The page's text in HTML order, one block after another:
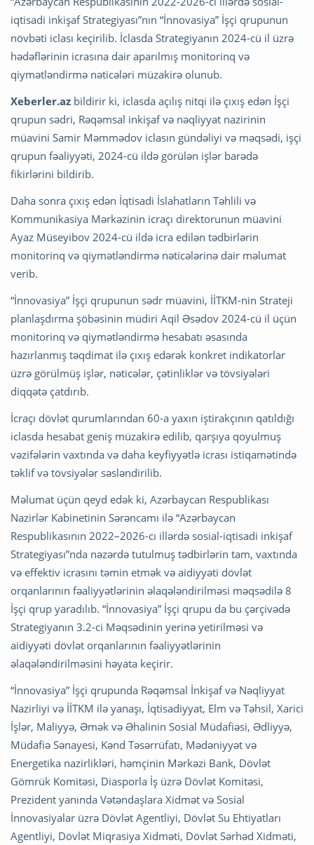
iqtisadi inkişaf Strategiyası”nın “İnnovasiya” İşçi qrupunun
növbəti iclası keçirilib. İclasda Strategiyanın 2024-cü il üzrə
hədəflərinin icrasına dair aparılmış monitorinq və
qiymətləndirmə nəticələri müzakirə olunub.
Xeberler.az bildirir ki, iclasda açılış nitqi ilə çıxış edən İşçi
qrupun sədri, Rəqəmsal inkişaf və nəqliyyat nazirinin
müavini Samir Məmmədov iclasın gündəliyi və məqsədi, işçi
qrupun fəaliyyəti, 2024-cü ildə görülən işlər barədə
fikirlərini bildirib.
Daha sonra çıxış edən İqtisadi İslahatların Təhlili və
Kommunikasiya Mərkəzinin icraçı direktorunun müavini
Ayaz Müseyibov 2024-cü ildə icra edilən tədbirlərin
monitorinq və qiymətləndirmə nəticələrinə dair məlumat
verib.
“İnnovasiya” İşçi qrupunun sədr müavini, İİTKM-nin Strateji
planlaşdırma şöbəsinin müdiri Aqil Əsədov 2024-cü il üçün
monitorinq və qiymətləndirmə hesabatı əsasında
hazırlanmış təqdimat ilə çıxış edərək konkret indikatorlar
üzrə görülmüş işlər, nəticələr, çətinliklər və tövsiyələri
diqqətə çatdırıb.
İcraçı dövlət qurumlarından 60-a yaxın iştirakçının qatıldığı
iclasda hesabat geniş müzakirə edilib, qarşıya qoyulmuş
vəzifələrin vaxtında və daha keyfiyyətlə icrası istiqamətində
təklif və tövsiyələr səsləndirilib.
Məlumat üçün qeyd edək ki, Azərbaycan Respublikası
Nazirlər Kabinetinin Sərəncamı ilə “Azərbaycan
Respublikasının 2022–2026-cı illərdə sosial-iqtisadi inkişaf
Strategiyası”nda nəzərdə tutulmuş tədbirlərin tam, vaxtında
və effektiv icrasını təmin etmək və aidiyyəti dövlət
orqanlarının fəaliyyətlərinin əlaqələndirilməsi məqsədilə 8
İşçi qrup yaradılıb. “İnnovasiya” İşçi qrupu da bu çərçivədə
Strategiyanın 3.2-ci Məqsədinin yerinə yetirilməsi və
aidiyyəti dövlət orqanlarının fəaliyyətlərinin
əlaqələndirilməsini həyata keçirir.
“İnnovasiya” İşçi qrupunda Rəqəmsal İnkişaf və Nəqliyyat
Nazirliyi və İİTKM ilə yanaşı, İqtisadiyyat, Elm və Təhsil, Xarici
İşlər, Maliyyə, Əmək və Əhalinin Sosial Müdafiəsi, Ədliyyə,
Müdafiə Sənayesi, Kənd Təsərrüfatı, Mədəniyyət və
Energetika nazirlikləri, həmçinin Mərkəzi Bank, Dövlət
Gömrük Komitəsi, Diasporla İş üzrə Dövlət Komitəsi,
Prezident yanında Vətəndaşlara Xidmət və Sosial
İnnovasiyalar üzrə Dövlət Agentliyi, Dövlət Su Ehtiyatları
Agentliyi, Dövlət Miqrasiya Xidməti, Dövlət Sərhəd Xidməti,